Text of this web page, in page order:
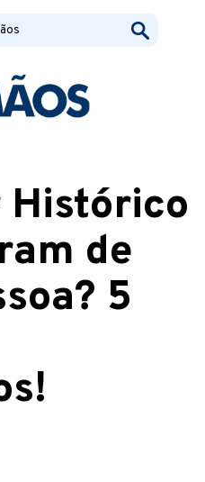
Histórico
de
5